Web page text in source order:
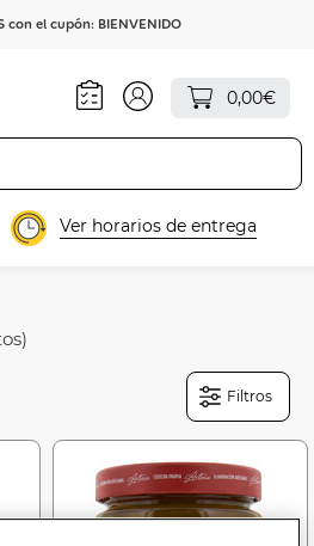
con el cupón: BIENVENIDO
0,00€
Ver horarios de entrega
Filtros